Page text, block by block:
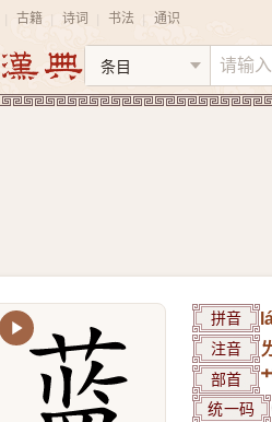
古籍 诗词 书法 通识
拼音
注音
部首
统一码